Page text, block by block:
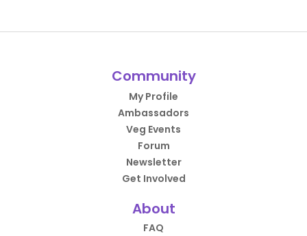
Community
My Profile
Ambassadors
Veg Events
Forum
Newsletter
Get Involved
About
FAQ